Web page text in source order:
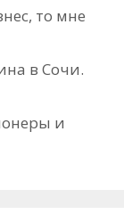
то мне
в Сочи.
и